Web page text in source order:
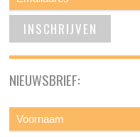
NIEUWSBRIEF: